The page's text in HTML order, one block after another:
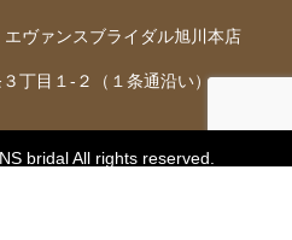
ヴァンスブライダル旭川本店
丁目１-２（１条通沿い）
bridalAll rights reserved.